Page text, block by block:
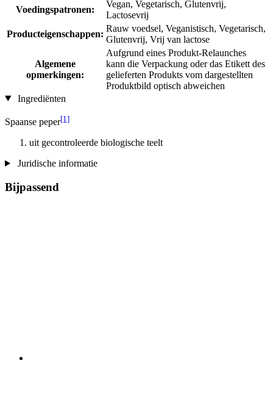
Voedingspatronen:
Vegan, Vegetarisch, Glutenvrij,
Lactosevrij
Producteigenschappen:
Rauw voedsel, Veganistisch, Vegetarisch,
Glutenvrij, Vrij van lactose
Algemene
opmerkingen:
Aufgrund eines Produkt-Relaunches
kann die Verpackung oder das Etikett des
gelieferten Produkts vom dargestellten
Produktbild optisch abweichen
Ingrediënten
Spaanse peper[1]
uit gecontroleerde biologische teelt
Juridische informatie
Bijpassend